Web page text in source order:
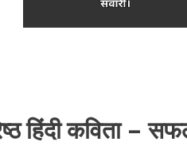
हिंदी कविता –